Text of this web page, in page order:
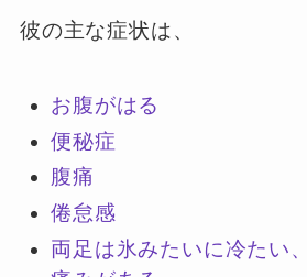
彼の主な症状は、
お腹がはる
便秘症
腹痛
倦怠感
両足は氷みたいに冷たい